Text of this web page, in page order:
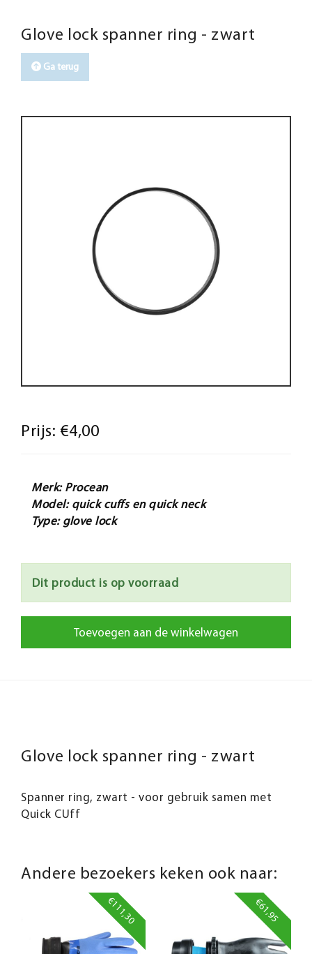
Glove lock spanner ring - zwart
Ga terug
Prijs: €4,00
Merk: Procean
Model: quick cuffs en quick neck
Type: glove lock
Dit product is op voorraad
Toevoegen aan de winkelwagen
Glove lock spanner ring - zwart
Spanner ring, zwart - voor gebruik samen met
Quick CUff
Andere bezoekers keken ook naar:
€111,30 €61,95